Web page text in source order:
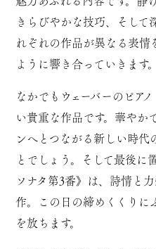
きらびやかな技巧、そして
れぞれの作品が異なる表情
ように響き合っていきます。
なかでもウェーバーのピア
い貴重な作品です。華やか
ンへとつながる新しい時代
とでしょう。そして最後に
ソナタ第3番》は、詩情と
作。この日の締めくくりに
を放ちます。